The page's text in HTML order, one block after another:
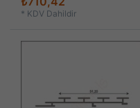
* KDV Dahildir